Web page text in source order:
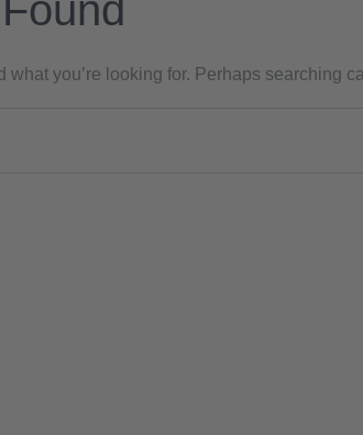
what you’re looking for. Perhaps searching